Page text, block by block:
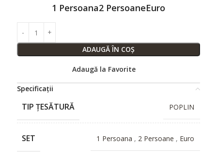
1 Persoana2 PersoaneEuro
ADAUGĂ ÎN COȘ
Adaugă la Favorite
Specificații
TIP ȚESĂTURĂ POPLIN
SET 1 Persoana , 2 Persoane , Euro